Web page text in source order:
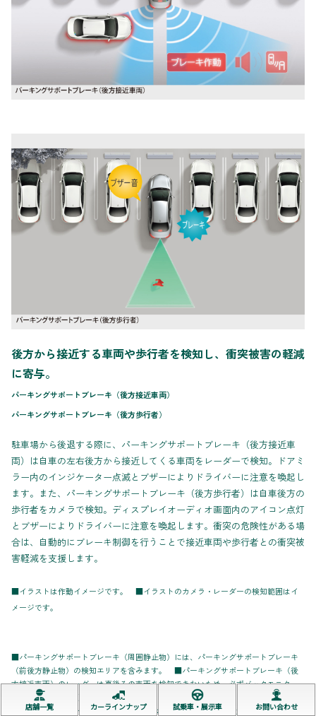
後方から接近する車両や歩行者を検知し、衝突被害の軽減
に寄与。
パーキングサポートブレーキ（後方接近車両）
パーキングサポートブレーキ（後方歩行者）
駐車場から後退する際に、パーキングサポートブレーキ（後方接近車
両）は自車の左右後方から接近してくる車両をレーダーで検知。ドアミ
ラー内のインジケーター点滅とブザーによりドライバーに注意を喚起し
ます。また、パーキングサポートブレーキ（後方歩行者）は自車後方の
歩行者をカメラで検知。ディスプレイオーディオ画面内のアイコン点灯
とブザーによりドライバーに注意を喚起します。衝突の危険性がある場
合は、自動的にブレーキ制御を行うことで接近車両や歩行者との衝突被
害軽減を支援します。
■イラストは作動イメージです。 ■イラストのカメラ・レーダーの検知範囲はイ
メージです。
■パーキングサポートブレーキ（周囲静止物）には、パーキングサポートブレーキ
（前後方静止物）の検知エリアを含みます。 ■パーキングサポートブレーキ（後
方接近車両）のレーダーは真後ろの車両を検知できないため、必ずバックモニター
と合わせてご使用ください。
〈パーキングサポートブレーキを安全にお使いいただく上での注意事項〉
店舗一覧 カーラインナップ 試乗車・展示車 お問い合わせ